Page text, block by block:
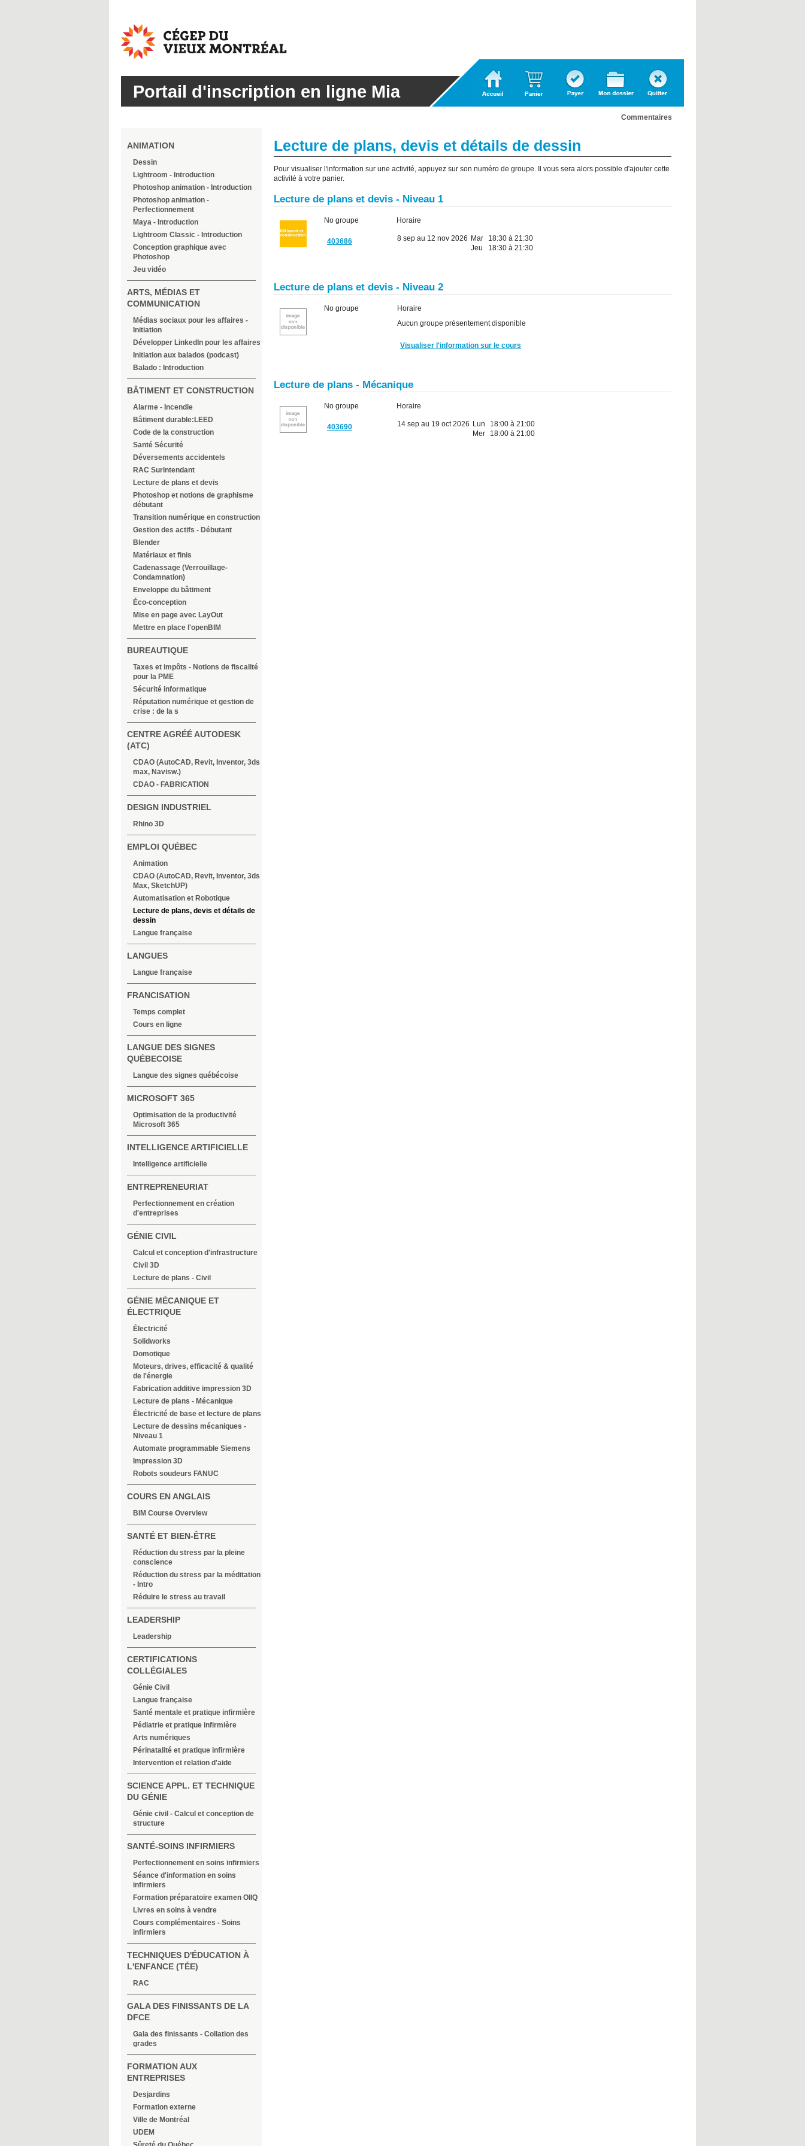
Cégep
du
Vieux
Montréal
Portail d'inscription en ligne Mia
Accueil Panier
Confirmer
l'inscription
Dossier
personnel
Quitter
Commentaires
ANIMATION
Dessin
Lightroom - Introduction
Photoshop animation - Introduction
Photoshop animation -
Perfectionnement
Maya - Introduction
Lightroom Classic - Introduction
Conception graphique avec
Photoshop
Jeu vidéo
ARTS, MÉDIAS ET
COMMUNICATION
Médias sociaux pour les affaires -
Initiation
Développer LinkedIn pour les affaires
Initiation aux balados (podcast)
Balado : Introduction
BÂTIMENT ET CONSTRUCTION
Alarme - Incendie
Bâtiment durable:LEED
Code de la construction
Santé Sécurité
Déversements accidentels
RAC Surintendant
Lecture de plans et devis
Photoshop et notions de graphisme
débutant
Transition numérique en construction
Gestion des actifs - Débutant
Blender
Matériaux et finis
Cadenassage (Verrouillage-
Condamnation)
Enveloppe du bâtiment
Éco-conception
Mise en page avec LayOut
Mettre en place l'openBIM
BUREAUTIQUE
Taxes et impôts - Notions de fiscalité
pour la PME
Sécurité informatique
Réputation numérique et gestion de
crise : de la s
CENTRE AGRÉÉ AUTODESK
(ATC)
CDAO (AutoCAD, Revit, Inventor, 3ds
max, Navisw.)
CDAO - FABRICATION
DESIGN INDUSTRIEL
Rhino 3D
EMPLOI QUÉBEC
Animation
CDAO (AutoCAD, Revit, Inventor, 3ds
Max, SketchUP)
Automatisation et Robotique
Lecture de plans, devis et détails de
dessin
Langue française
LANGUES
Langue française
FRANCISATION
Temps complet
Cours en ligne
LANGUE DES SIGNES
QUÉBECOISE
Langue des signes québécoise
MICROSOFT 365
Optimisation de la productivité
Microsoft 365
INTELLIGENCE ARTIFICIELLE
Intelligence artificielle
ENTREPRENEURIAT
Perfectionnement en création
d'entreprises
GÉNIE CIVIL
Calcul et conception d'infrastructure
Civil 3D
Lecture de plans - Civil
GÉNIE MÉCANIQUE ET
ÉLECTRIQUE
Électricité
Solidworks
Domotique
Moteurs, drives, efficacité & qualité
de l'énergie
Fabrication additive impression 3D
Lecture de plans - Mécanique
Électricité de base et lecture de plans
Lecture de dessins mécaniques -
Niveau 1
Automate programmable Siemens
Impression 3D
Robots soudeurs FANUC
COURS EN ANGLAIS
BIM Course Overview
SANTÉ ET BIEN-ÊTRE
Réduction du stress par la pleine
conscience
Réduction du stress par la méditation
- Intro
Réduire le stress au travail
LEADERSHIP
Leadership
CERTIFICATIONS
COLLÉGIALES
Génie Civil
Langue française
Santé mentale et pratique infirmière
Pédiatrie et pratique infirmière
Arts numériques
Périnatalité et pratique infirmière
Intervention et relation d'aide
SCIENCE APPL. ET TECHNIQUE
DU GÉNIE
Génie civil - Calcul et conception de
structure
SANTÉ-SOINS INFIRMIERS
Perfectionnement en soins infirmiers
Séance d'information en soins
infirmiers
Formation préparatoire examen OIIQ
Livres en soins à vendre
Cours complémentaires - Soins
infirmiers
TECHNIQUES D'ÉDUCATION À
L'ENFANCE (TÉE)
RAC
GALA DES FINISSANTS DE LA
DFCE
Gala des finissants - Collation des
grades
FORMATION AUX
ENTREPRISES
Desjardins
Formation externe
Ville de Montréal
UDEM
Lecture de plans, devis et détails de dessin
Pour visualiser l'information sur une activité, appuyez sur son numéro de groupe. Il vous sera alors possible d'ajouter cette
activité à votre panier.
Lecture de plans et devis - Niveau 1
No groupe Horaire
403686 8 sep au 12 nov 2026 Mar
18:30 à 21:30
Jeu
18:30 à 21:30
Lecture de plans et devis - Niveau 2
No groupe Horaire
Aucun groupe présentement disponible
Visualiser l'information sur le cours
Lecture de plans - Mécanique
No groupe Horaire
403690 14 sep au 19 oct 2026 Lun
18:00 à 21:00
Mer
18:00 à 21:00